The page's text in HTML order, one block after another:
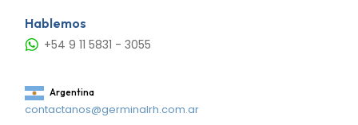
Hablemos
+54 9 11 5831 - 3055
Argentina
contactanos@germinalrh.com.ar